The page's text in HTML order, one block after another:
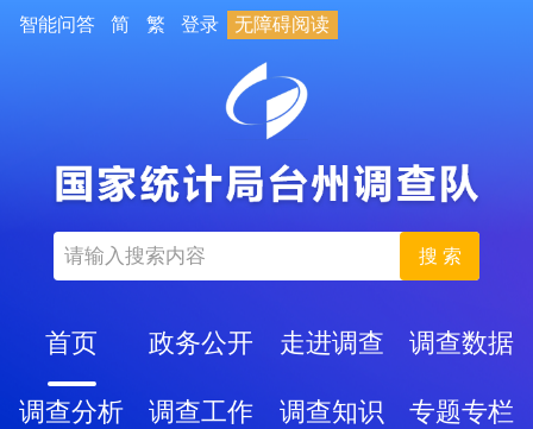
智能问答 简 繁 登录 无障碍阅读
搜 索
首页 政务公开 走进调查 调查数据
调查分析 调查工作 调查知识 专题专栏